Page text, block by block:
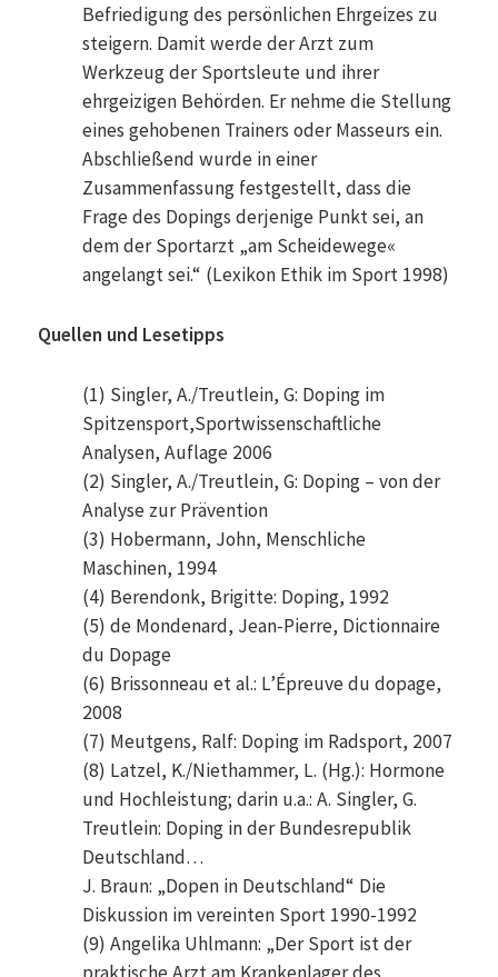
Befriedigung des persönlichen Ehrgeizes zu
steigern. Damit werde der Arzt zum
Werkzeug der Sportsleute und ihrer
ehrgeizigen Behörden. Er nehme die Stellung
eines gehobenen Trainers oder Masseurs ein.
Abschließend wurde in einer
Zusammenfassung festgestellt, dass die
Frage des Dopings derjenige Punkt sei, an
dem der Sportarzt „am Scheidewege«
angelangt sei.“ (Lexikon Ethik im Sport 1998)
Quellen und Lesetipps
(1) Singler, A./Treutlein, G: Doping im
Spitzensport,Sportwissenschaftliche
Analysen, Auflage 2006
(2) Singler, A./Treutlein, G: Doping – von der
Analyse zur Prävention
(3) Hobermann, John, Menschliche
Maschinen, 1994
(4) Berendonk, Brigitte: Doping, 1992
(5) de Mondenard, Jean-Pierre, Dictionnaire
du Dopage
(6) Brissonneau et al.: L’Épreuve du dopage,
2008
(7) Meutgens, Ralf: Doping im Radsport, 2007
(8) Latzel, K./Niethammer, L. (Hg.): Hormone
und Hochleistung; darin u.a.: A. Singler, G.
Treutlein: Doping in der Bundesrepublik
Deutschland…
J. Braun: „Dopen in Deutschland“ Die
Diskussion im vereinten Sport 1990-1992
(9) Angelika Uhlmann: „Der Sport ist der